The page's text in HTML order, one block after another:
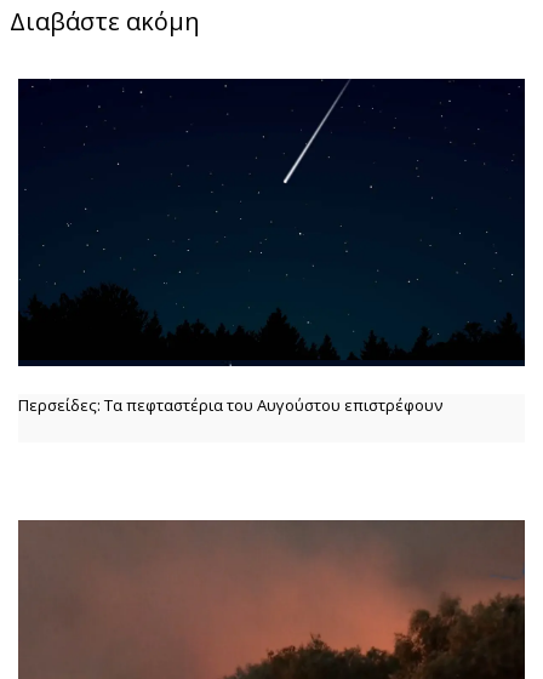
Διαβάστε ακόμη
Περσείδες: Τα πεφταστέρια του Αυγούστου επιστρέφουν